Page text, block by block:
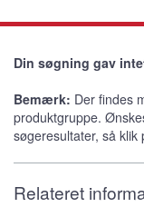
Din søgning gav
Bemærk: Der findes
produktgruppe.
søgeresultater, så klik
Relateret